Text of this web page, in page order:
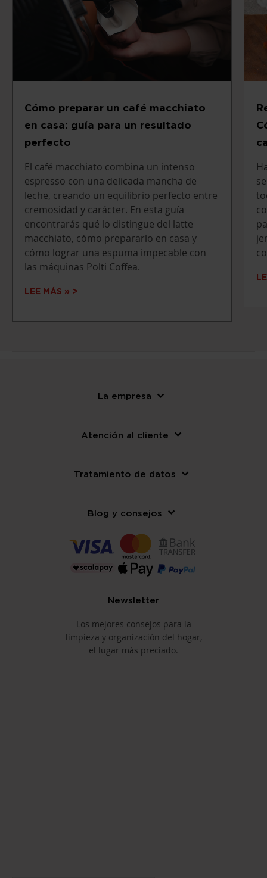
Cómo preparar un café macchiato
en casa: guía para un resultado
perfecto
El café macchiato combina un intenso
espresso con una delicada mancha de
leche, creando un equilibrio perfecto entre
cremosidad y carácter. En esta guía
encontrarás qué lo distingue del latte
macchiato, cómo prepararlo en casa y
cómo lograr una espuma impecable con
las máquinas Polti Coffea.
LEE MÁS »
La empresa
Atención al cliente
Tratamiento de datos
Blog y consejos
Newsletter
Los mejores consejos para la
limpieza y organización del hogar,
el lugar más preciado.